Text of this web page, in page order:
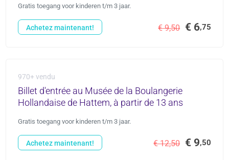
Gratis toegang voor kinderen t/m 3 jaar.
€ 9,50 € 6,75
Achetez maintenant!
970+ vendu
Billet d'entrée au Musée de la Boulangerie
Hollandaise de Hattem, à partir de 13 ans
Gratis toegang voor kinderen t/m 3 jaar.
€ 12,50 € 9,50
Achetez maintenant!